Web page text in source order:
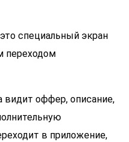
специальный экран
переходом
видит оффер, описание,
в приложение,